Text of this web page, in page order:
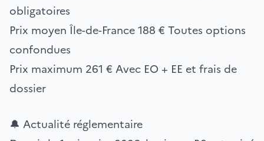
obligatoires
Prix moyen Île-de-France188 € Toutes options
confondues
Prix maximum 261 € Avec EO + EE et frais de
dossier
🔔 Actualité réglementaire